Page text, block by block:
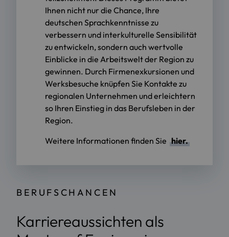
Ihnen nicht nur die Chance, Ihre
deutschen Sprachkenntnisse zu
verbessern und interkulturelle Sensibilität
zu entwickeln, sondern auch wertvolle
Einblicke in die Arbeitswelt der Region zu
gewinnen. Durch Firmenexkursionen und
Werksbesuche knüpfen Sie Kontakte zu
regionalen Unternehmen und erleichtern
so Ihren Einstieg in das Berufsleben in der
Region.
Weitere Informationen finden Sie hier.
BERUFSCHANCEN
Karriereaussichten als